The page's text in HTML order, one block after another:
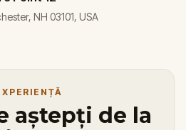
NH 03101, USA
aștepți de la